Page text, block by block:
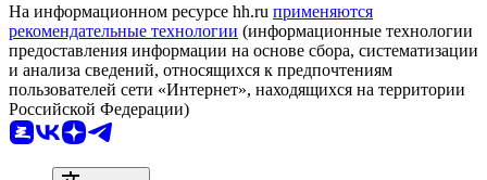
На информационном ресурсе hh.ru применяются
рекомендательные технологии (информационные технологии
предоставления информации на основе сбора, систематизации
и анализа сведений, относящихся к предпочтениям
пользователей сети «Интернет», находящихся на территории
Российской Федерации)